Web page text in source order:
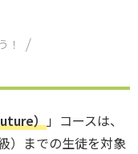
！
）
」コースは、
級）までの生徒を対象